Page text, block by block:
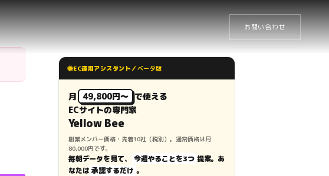
お問い合わせ
🐝EC運用アシスタント／ベータ版
月 49,800円〜 で使える
ECサイトの専門家
Yellow Bee
創業メンバー価格・先着10社（税別）。通常価格は月
80,000円です。
毎朝データを見て、 今週やることを3つ 提案。あ
なたは 承認するだけ 。